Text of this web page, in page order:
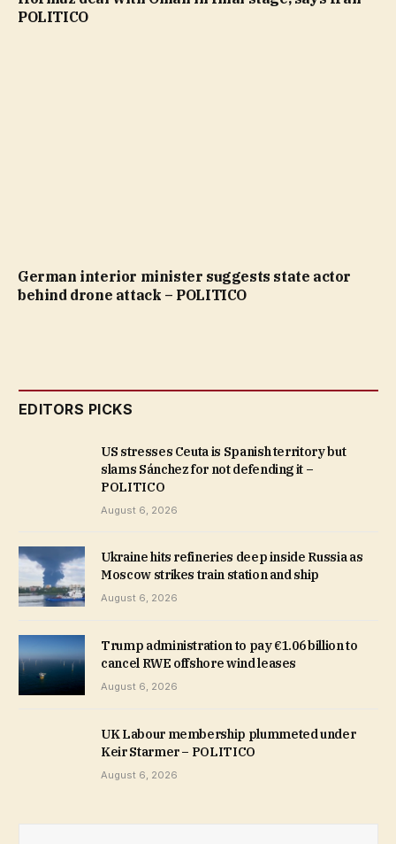
POLITICO
German interior minister suggests state actor
behind drone attack – POLITICO
EDITORS PICKS
US stresses Ceuta is Spanish territory but
slams Sánchez for not defending it –
POLITICO
August 6, 2026
Ukraine hits refineries deep inside Russia as
Moscow strikes train station and ship
August 6, 2026
Trump administration to pay €1.06 billion to
cancel RWE offshore wind leases
August 6, 2026
UK Labour membership plummeted under
Keir Starmer – POLITICO
August 6, 2026